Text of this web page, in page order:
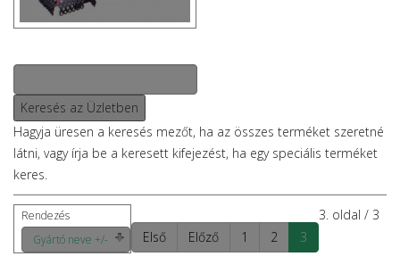
Hagyja üresen a keresés mezőt, ha az összes terméket szeretné
látni, vagy írja be a keresett kifejezést, ha egy speciális terméket
keres.
Rendezés
Gyártó neve +/-
Első Előző 1 2 3
3. oldal / 3